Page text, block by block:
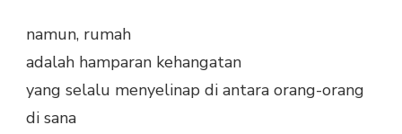
namun, rumah
adalah hamparan kehangatan
yang selalu menyelinap di antara orang-orang
di sana